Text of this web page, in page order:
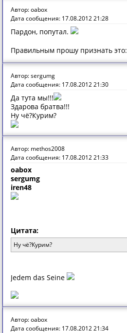
Автор: oabox
Дата сообщения: 17.08.2012 21:28
Пардон, попутал.
Правильным прошу признать это:
Автор: sergumg
Дата сообщения: 17.08.2012 21:30
Да тута мы!!!
Здарова братва!!!
Ну чё?Курим?
Автор: methos2008
Дата сообщения: 17.08.2012 21:33
oabox
sergumg
iren48
Цитата:
Ну чё?Курим?
Jedem das Seine
Автор: oabox
Дата сообщения: 17.08.2012 21:34